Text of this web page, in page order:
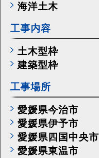
海洋土木
工事内容
土木型枠
建築型枠
工事場所
愛媛県今治市
愛媛県伊予市
愛媛県四国中央市
愛媛県東温市